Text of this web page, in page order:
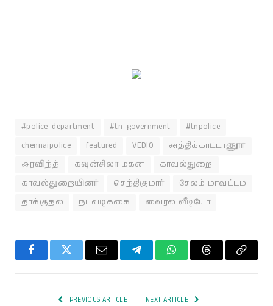
#police_department #tn_government
#tnpolice
chennaipolice
featured VEDIO
அத்திக்காட்டானூர்
அரவிந்த்
கவுன்சிலர் மகன்
காவல்துறை
காவல்துறையினர்
செந்திகுமார்
சேலம் மாவட்டம்
தாக்குதல்
நடவடிக்கை வைரல் வீடியோ
FacebookTwitter Email TelegramWhatsAppThreadsCopy
PREVIOUS ARTICLE NEXT ARTICLE